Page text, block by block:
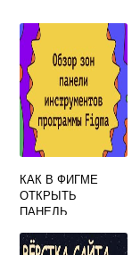
КАК В ФИГМЕ
ОТКРЫТЬ
ПАНЕЛЬ